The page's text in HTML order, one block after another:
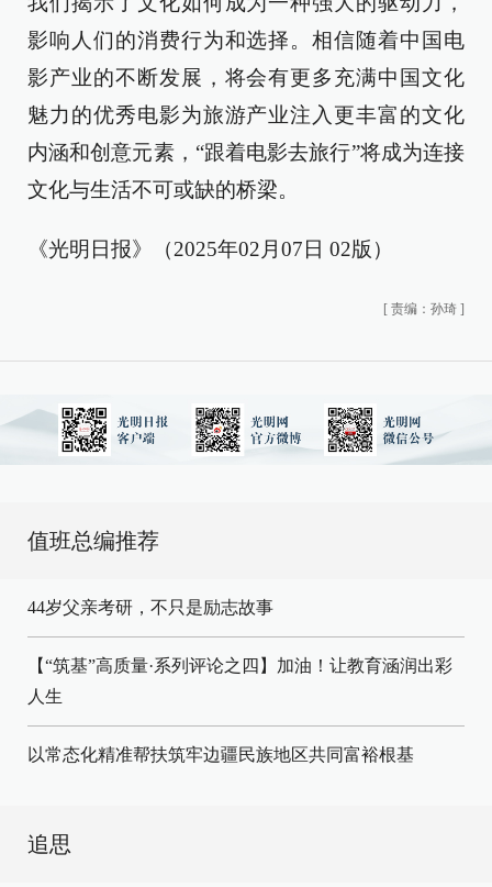
影响人们的消费行为和选择。相信随着中国电
影产业的不断发展，将会有更多充满中国文化
魅力的优秀电影为旅游产业注入更丰富的文化
内涵和创意元素，“跟着电影去旅行”将成为连接
文化与生活不可或缺的桥梁。
《光明日报》（2025年02月07日 02版）
[ 责编：孙琦 ]
值班总编推荐
44岁父亲考研，不只是励志故事
【“筑基”高质量·系列评论之四】加油！让教育涵润出彩
人生
以常态化精准帮扶筑牢边疆民族地区共同富裕根基
追思